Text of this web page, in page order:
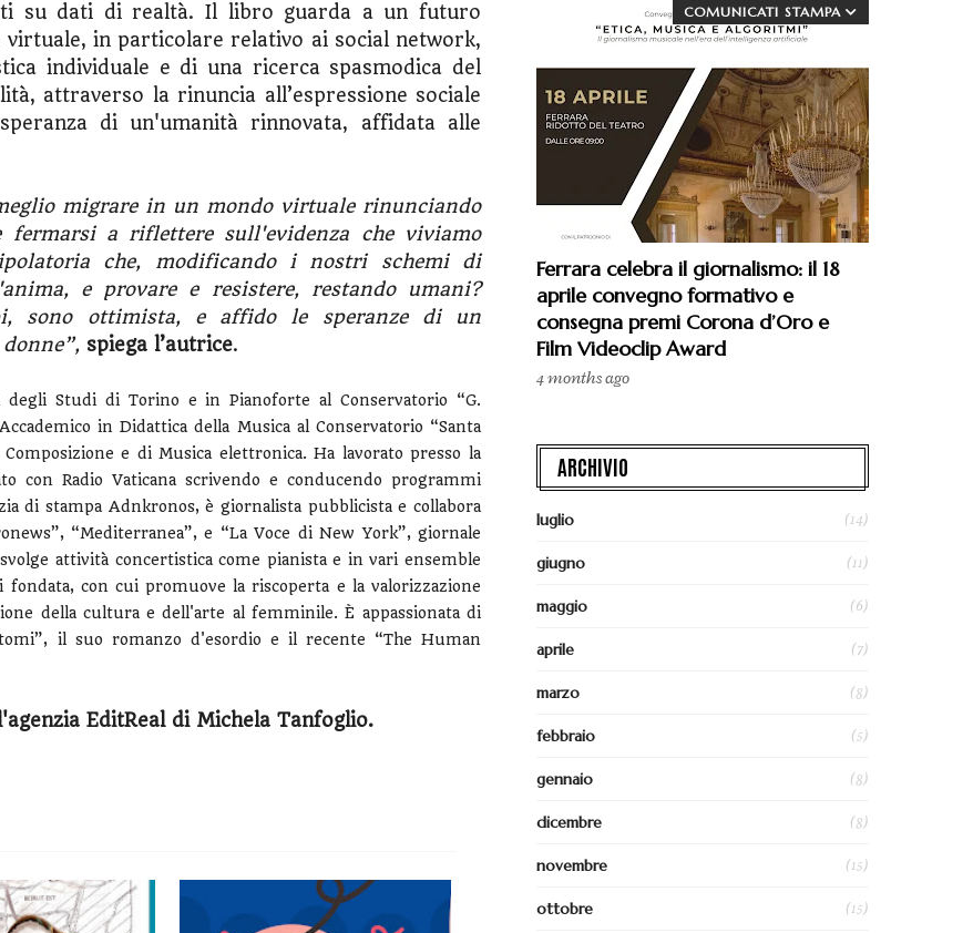
su dati di realtà. Il libro guarda a un futuro
in particolare relativo ai social network,
individuale e di una ricerca spasmodica del
attraverso la rinuncia all’espressione sociale
di un'umanità rinnovata, affidata alle
migrare in un mondo virtuale rinunciando
a riflettere sull'evidenza che viviamo
che, modificando i nostri schemi di
e provare e resistere, restando umani?
sono ottimista, e affido le speranze di un
spiega l’autrice.
Studi di Torino e in Pianoforte al Conservatorio “G.
in Didattica della Musica al Conservatorio “Santa
e di Musica elettronica. Ha lavorato presso la
con Radio Vaticana scrivendo e conducendo programmi
di stampa Adnkronos, è giornalista pubblicista e collabora
“Mediterranea”, e “La Voce di New York”, giornale
attività concertistica come pianista e in vari ensemble
con cui promuove la riscoperta e la valorizzazione
della cultura e dell'arte al femminile. È appassionata di
il suo romanzo d'esordio e il recente “The Human
EditReal di Michela Tanfoglio.
COMUNICATI STAMPA
Ferrara celebra il giornalismo: il 18
aprile convegno formativo e
consegna premi Corona d’Oro e
Film Videoclip Award
4 months ago
ARCHIVIO
luglio (14)
giugno (11)
maggio (6)
aprile (7)
marzo (8)
febbraio (5)
gennaio (8)
dicembre (8)
novembre (15)
ottobre (15)